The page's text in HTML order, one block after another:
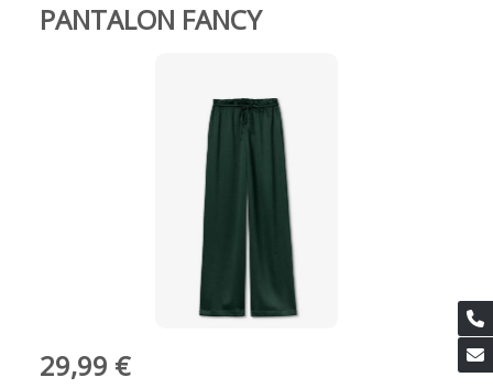
PANTALON FANCY
29,99 €